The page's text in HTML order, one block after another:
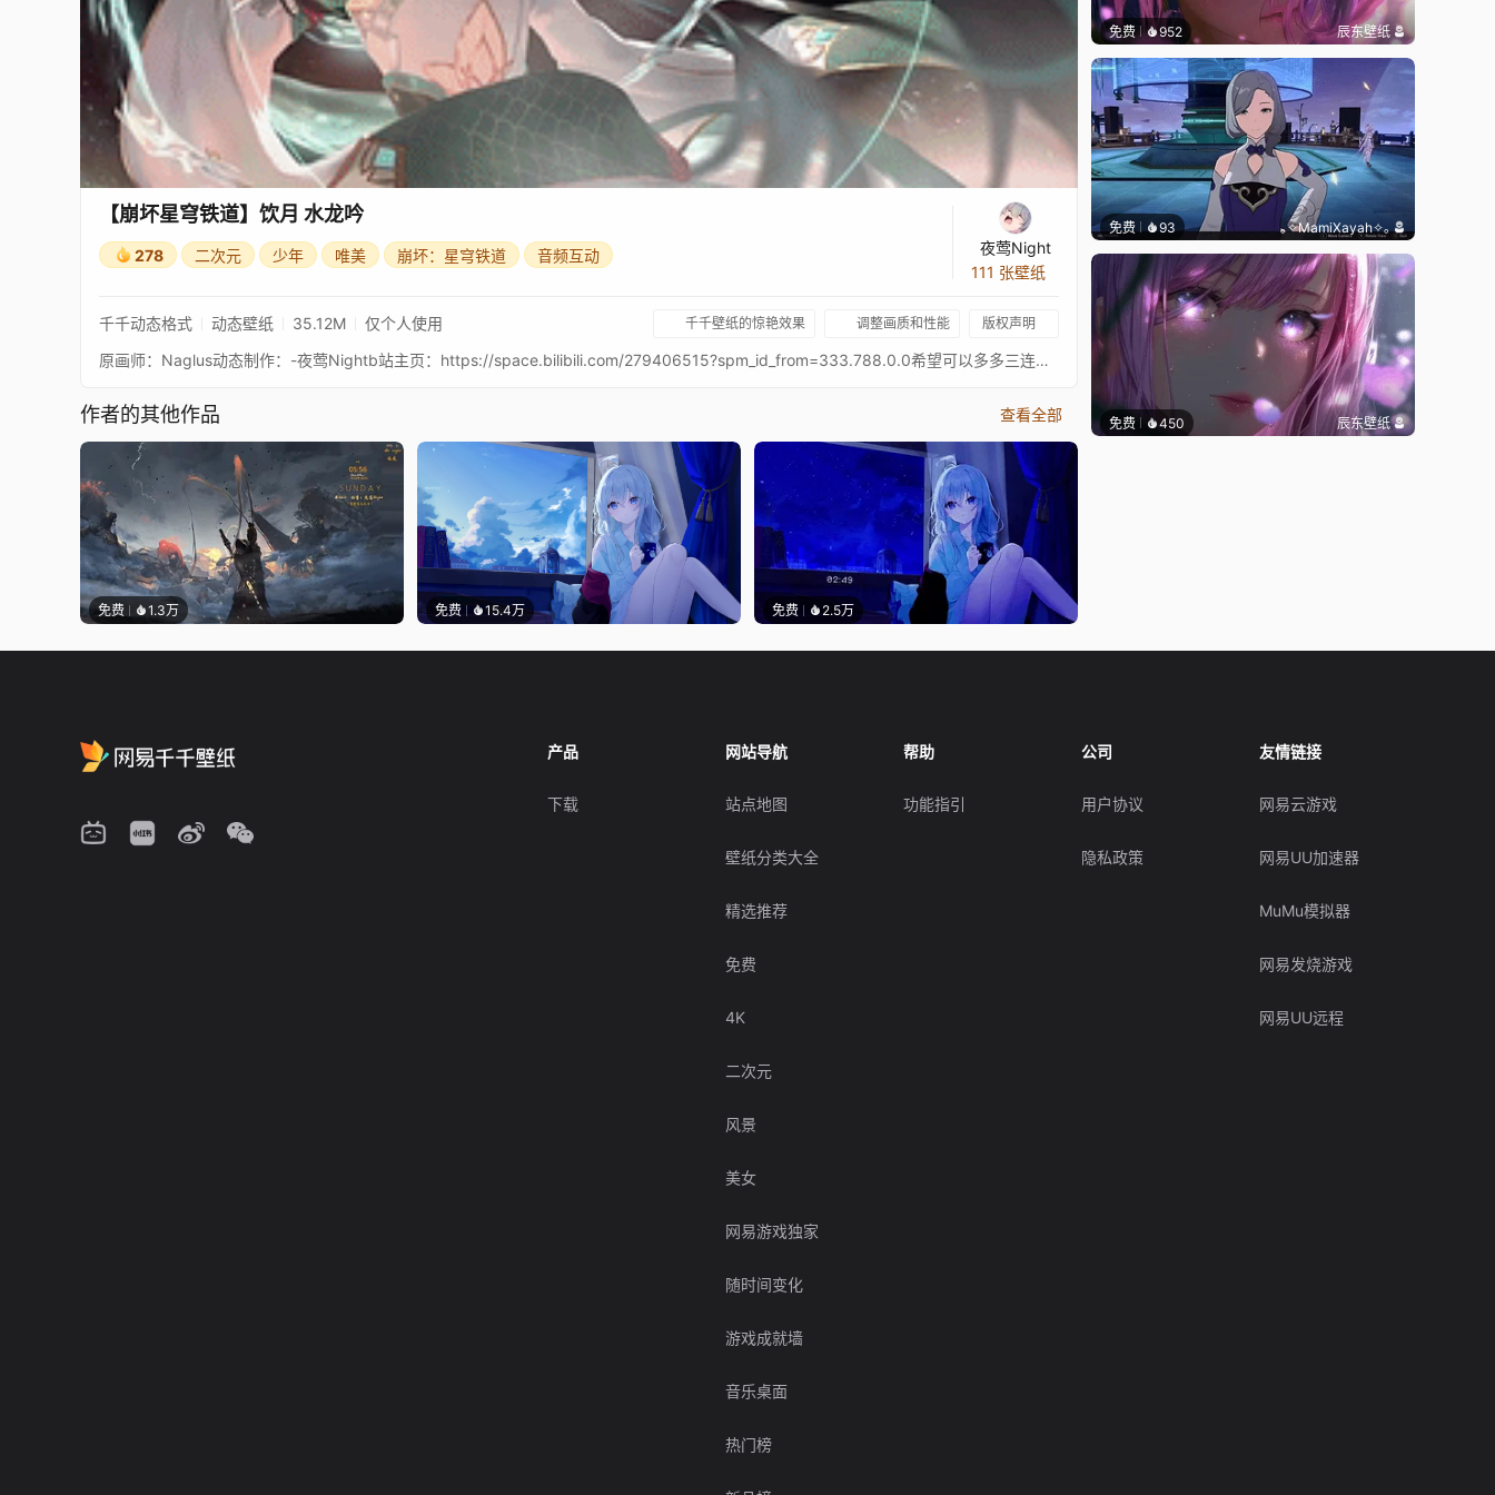
【崩坏星穹铁道】饮月 水龙吟
278 二次元 少年 唯美 崩坏：星穹铁道 音频互动
夜莺Night
111 张壁纸
千千动态格式 动态壁纸 35.12M 仅个人使用 千千壁纸的惊艳效果 调整画质和性能 版权声明
原画师：Naglus动态制作：-夜莺Nightb站主页：https://space.bilibili.com/279406515?spm_id_from=333.788.0.0希望可以多多三连支持一下呀
作者的其他作品 查看全部
免费 1.3万 免费 15.4万 免费 2.5万
免费 952 辰东壁纸
免费 93 ｡✧MamiXayah✧｡
免费 450 辰东壁纸
产品
下载
网站导航
站点地图
壁纸分类大全
精选推荐
免费
4K
二次元
风景
美女
网易游戏独家
随时间变化
游戏成就墙
音乐桌面
热门榜
帮助
功能指引
公司
用户协议
隐私政策
友情链接
网易云游戏
网易UU加速器
MuMu模拟器
网易发烧游戏
网易UU远程